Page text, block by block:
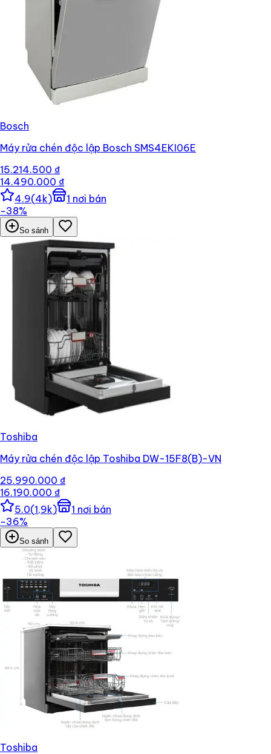
Bosch
Máy rửa chén độc lập Bosch SMS4EKI06E
15.214.500 ₫
14.490.000 ₫
4.9(4k) 1 nơi bán
−38%
So sánh
Toshiba
Máy rửa chén độc lập Toshiba DW-15F8(B)-VN
25.990.000 ₫
16.190.000 ₫
5.0(1,9k) 1 nơi bán
−36%
So sánh
Toshiba